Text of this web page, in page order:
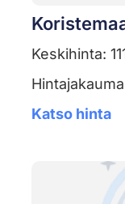
Keskihinta:
Katso hinta